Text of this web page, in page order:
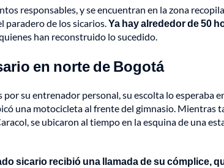
responsables, y se encuentran en la zona
paradero de los sicarios.Ya hay alrededor de 50
han reconstruido lo sucedido.
en norte de Bogotá
su entrenador personal, su escolta lo esperaba
una motocicleta al frente del gimnasio. Mientras
se ubicaron al tiempo en la esquina de una
sicario recibió una llamada de su cómplice,